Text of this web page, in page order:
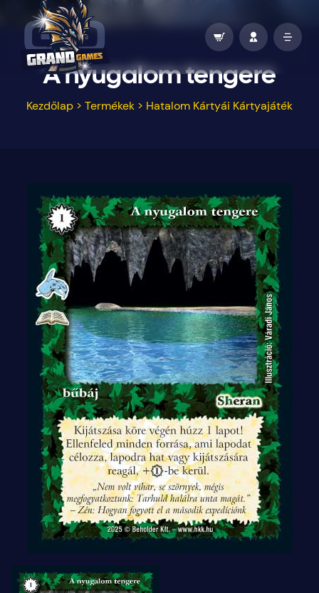
A nyugalom tengere
Kezdőlap > Termékek > Hatalom Kártyái Kártyajáték